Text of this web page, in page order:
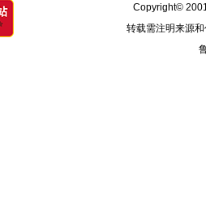
Copyright©
转载需注明来源